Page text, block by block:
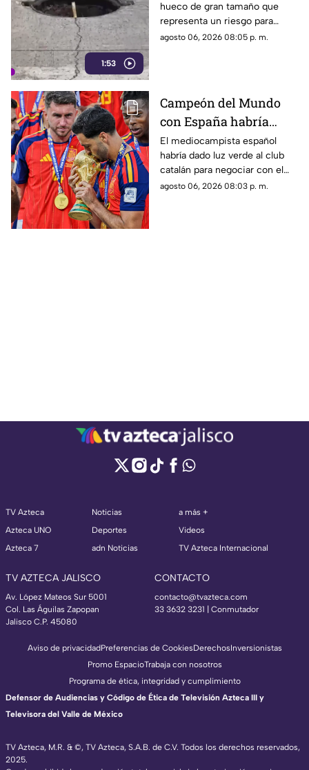
1:53
López de Legaspi
hueco de gran tamaño que
representa un riesgo para
automovilistas, motociclistas,
agosto 06, 2026 08:05 p. m.
Campeón del Mundo
con España habría
rechazado al Real
Madrid para fichar con
el Barcelona
El mediocampista español
habría dado luz verde al club
catalán para negociar con el
Manchester City, mientras el
agosto 06, 2026 08:03 p. m.
TV Azteca
Azteca UNO
Azteca 7
Noticias
Deportes
adn Noticias
a más +
Videos
TV Azteca Internacional
TV AZTECA JALISCO
Av. López Mateos Sur 5001
Col. Las Águilas Zapopan
Jalisco C.P. 45080
CONTACTO
contacto@tvazteca.com
33 3632 3231 | Conmutador
TV Azteca, M.R. & ©, TV Azteca, S.A.B. de C.V. Todos los derechos reservados,
2025.
Aviso de privacidadPreferencias de CookiesDerechosInversionistas
Promo EspacioTrabaja con nosotros
Programa de ética, integridad y cumplimiento
Defensor de Audiencias y Código de Ética de Televisión Azteca III y
Televisora del Valle de México